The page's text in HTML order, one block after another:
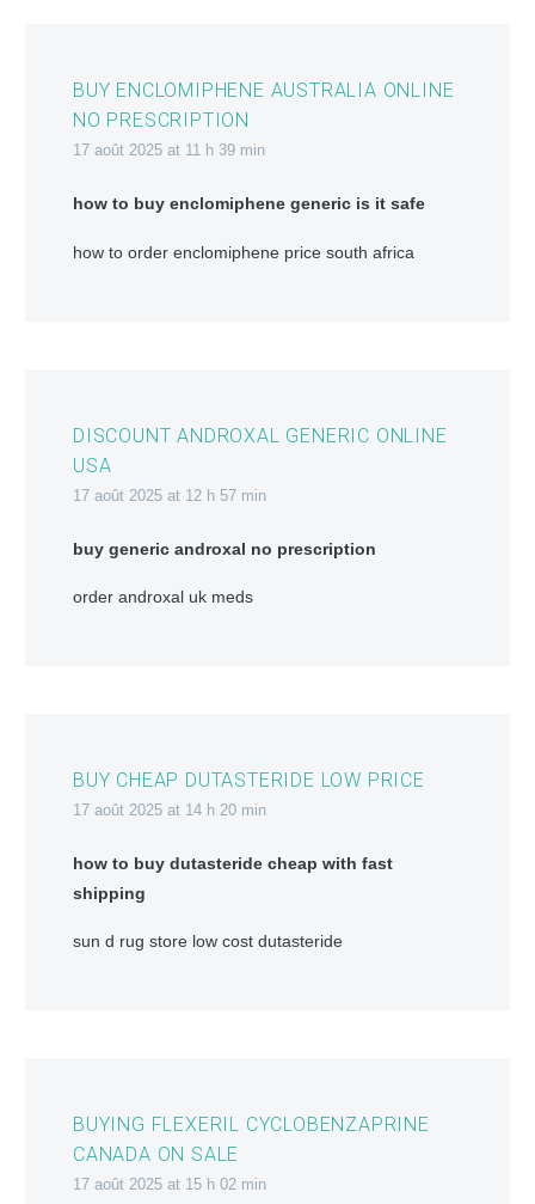
BUY ENCLOMIPHENE AUSTRALIA ONLINE
NO PRESCRIPTION
17 août 2025 at 11 h 39 min
how to buy enclomiphene generic is it safe
how to order enclomiphene price south africa
DISCOUNT ANDROXAL GENERIC ONLINE
USA
17 août 2025 at 12 h 57 min
buy generic androxal no prescription
order androxal uk meds
BUY CHEAP DUTASTERIDE LOW PRICE
17 août 2025 at 14 h 20 min
how to buy dutasteride cheap with fast
shipping
sun d rug store low cost dutasteride
BUYING FLEXERIL CYCLOBENZAPRINE
CANADA ON SALE
17 août 2025 at 15 h 02 min